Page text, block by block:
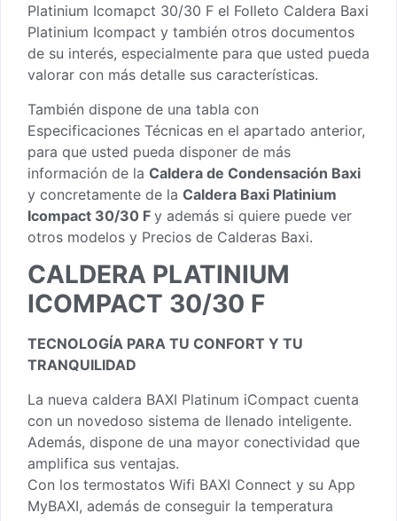
Platinium Icomapct 30/30 F el Folleto Caldera Baxi
Platinium Icompact y también otros documentos
de su interés, especialmente para que usted pueda
valorar con más detalle sus características.
También dispone de una tabla con
Especificaciones Técnicas en el apartado anterior,
para que usted pueda disponer de más
información de la Caldera de Condensación Baxi
y concretamente de la Caldera Baxi Platinium
Icompact 30/30 F y además si quiere puede ver
otros modelos y Precios de Calderas Baxi.
CALDERA PLATINIUM
ICOMPACT 30/30 F
TECNOLOGÍA PARA TU CONFORT Y TU
TRANQUILIDAD
La nueva caldera BAXI Platinum iCompact cuenta
con un novedoso sistema de llenado inteligente.
Además, dispone de una mayor conectividad que
amplifica sus ventajas.
Con los termostatos Wifi BAXI Connect y su App
MyBAXI, además de conseguir la temperatura